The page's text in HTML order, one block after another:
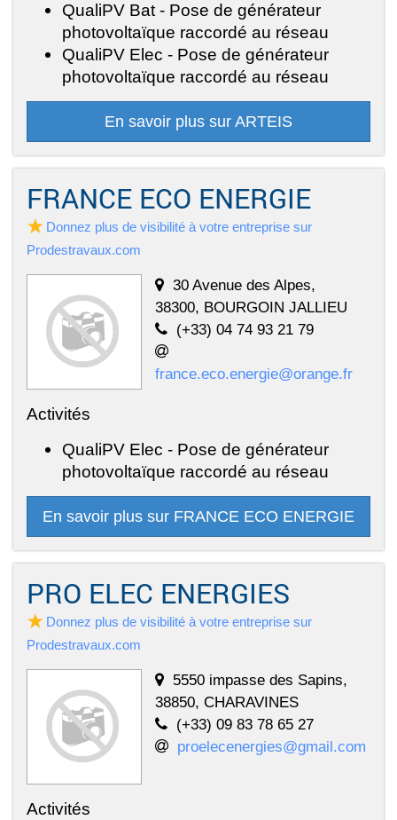
QualiPV Bat - Pose de générateur
photovoltaïque raccordé au réseau
QualiPV Elec - Pose de générateur
photovoltaïque raccordé au réseau
En savoir plus sur ARTEIS
FRANCE ECO ENERGIE
Donnez plus de visibilité à votre entreprise sur
Prodestravaux.com
30 Avenue des Alpes,
38300, BOURGOIN JALLIEU
(+33) 04 74 93 21 79
france.eco.energie@orange.fr
Activités
QualiPV Elec - Pose de générateur
photovoltaïque raccordé au réseau
En savoir plus sur FRANCE ECO ENERGIE
PRO ELEC ENERGIES
Donnez plus de visibilité à votre entreprise sur
Prodestravaux.com
5550 impasse des Sapins,
38850, CHARAVINES
(+33) 09 83 78 65 27
proelecenergies@gmail.com
Activités